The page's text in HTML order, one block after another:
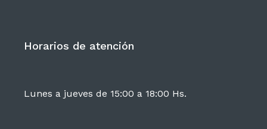
Horarios de atención
Lunes a jueves de 15:00 a 18:00 Hs.